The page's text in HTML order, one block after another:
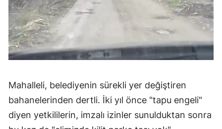
Mahalleli, belediyenin sürekli yer değiştiren
bahanelerinden dertli. İki yıl önce "tapu engeli"
diyen yetkililerin, imzalı izinler sunulduktan sonra